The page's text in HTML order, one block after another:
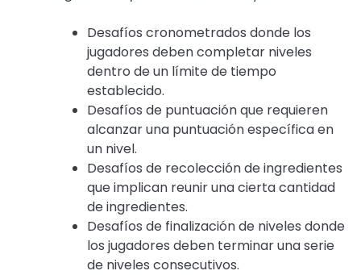
Desafíos cronometrados donde los
jugadores deben completar niveles
dentro de un límite de tiempo
establecido.
Desafíos de puntuación que requieren
alcanzar una puntuación específica en
un nivel.
Desafíos de recolección de ingredientes
que implican reunir una cierta cantidad
de ingredientes.
Desafíos de finalización de niveles donde
los jugadores deben terminar una serie
de niveles consecutivos.